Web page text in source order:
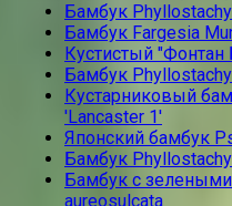
Бамбук
Бамбук Fargesia
Кустистый
Бамбук
Кустарниковый
'Lancaster 1'
Японский бамбук
Бамбук
Бамбук с
aureosulcata